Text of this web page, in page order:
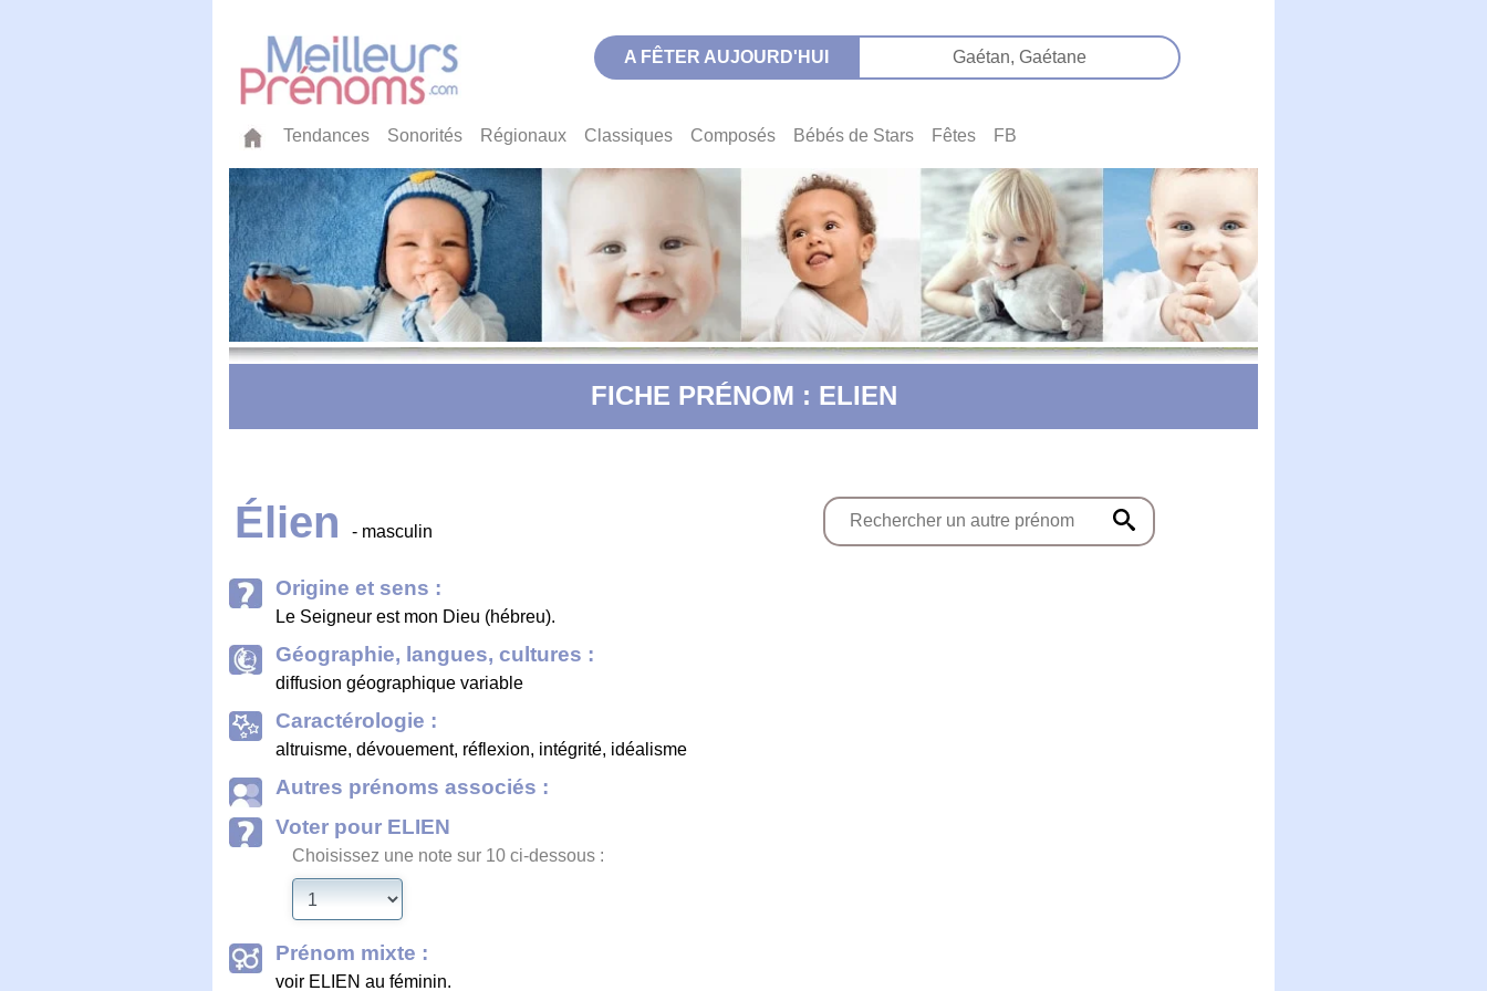
A FÊTER AUJOURD'HUI Gaétan, Gaétane
Tendances Sonorités Régionaux Classiques Composés Bébés de Stars Fêtes FB
FICHE PRÉNOM : ELIEN
Élien - masculin
Origine et sens :
Le Seigneur est mon Dieu (hébreu).
Géographie, langues, cultures :
diffusion géographique variable
Caractérologie :
altruisme, dévouement, réflexion, intégrité, idéalisme
Autres prénoms associés :
Voter pour ELIEN
Choisissez une note sur 10 ci-dessous :
Prénom mixte :
voir ELIEN au féminin.